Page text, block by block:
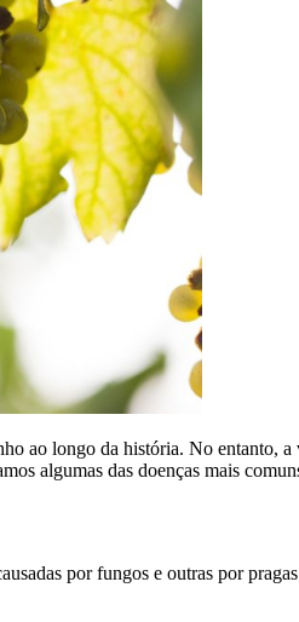
ao longo da história. No entanto,
algumas das doenças mais
por fungos e outras por